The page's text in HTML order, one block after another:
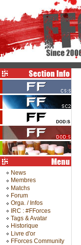
News
Membres
Matchs
Forum
Orga. / Infos
IRC : #FForces
Tags & Avatar
Historique
Livre d'or
FForces Community